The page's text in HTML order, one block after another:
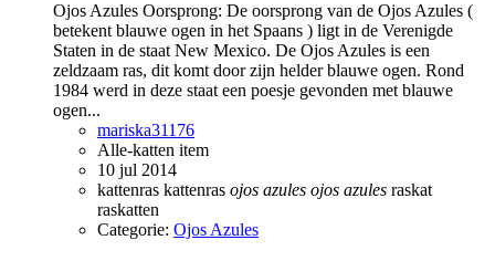
Ojos Azules Oorsprong: De oorsprong van de Ojos Azules (
betekent blauwe ogen in het Spaans ) ligt in de Verenigde
Staten in de staat New Mexico. De Ojos Azules is een
zeldzaam ras, dit komt door zijn helder blauwe ogen. Rond
1984 werd in deze staat een poesje gevonden met blauwe
ogen...
mariska31176
Alle-katten item
10 jul 2014
kattenras kattenras ojos azules ojos azules raskat
raskatten
Categorie: Ojos Azules